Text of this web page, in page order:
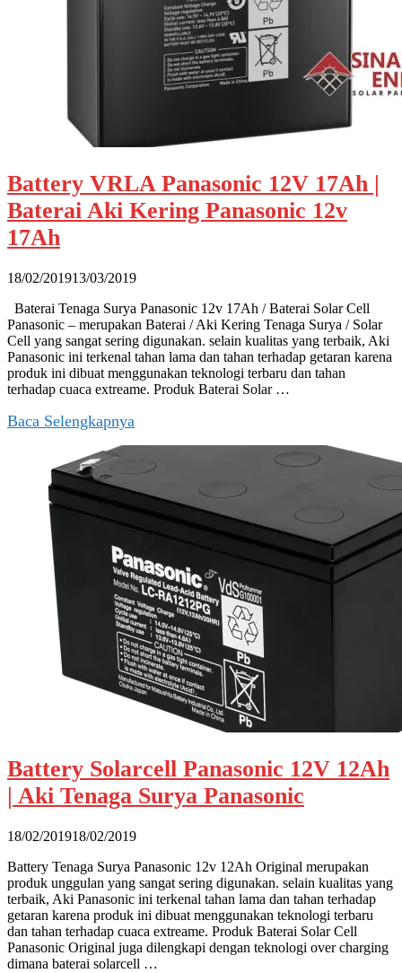
Battery VRLA Panasonic 12V 17Ah |
Baterai Aki Kering Panasonic 12v
17Ah
18/02/201913/03/2019
Baterai Tenaga Surya Panasonic 12v 17Ah / Baterai Solar Cell
Panasonic – merupakan Baterai / Aki Kering Tenaga Surya / Solar
Cell yang sangat sering digunakan. selain kualitas yang terbaik, Aki
Panasonic ini terkenal tahan lama dan tahan terhadap getaran karena
produk ini dibuat menggunakan teknologi terbaru dan tahan
terhadap cuaca extreame. Produk Baterai Solar …
Baca Selengkapnya
Battery Solarcell Panasonic 12V 12Ah
| Aki Tenaga Surya Panasonic
18/02/201918/02/2019
Battery Tenaga Surya Panasonic 12v 12Ah Original merupakan
produk unggulan yang sangat sering digunakan. selain kualitas yang
terbaik, Aki Panasonic ini terkenal tahan lama dan tahan terhadap
getaran karena produk ini dibuat menggunakan teknologi terbaru
dan tahan terhadap cuaca extreame. Produk Baterai Solar Cell
Panasonic Original juga dilengkapi dengan teknologi over charging
dimana baterai solarcell …